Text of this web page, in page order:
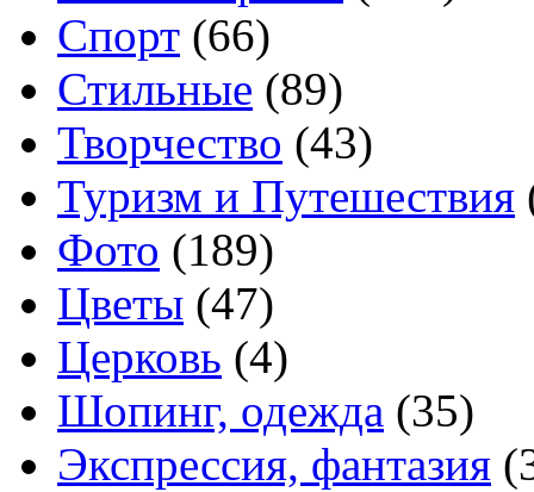
Спорт (66)
Стильные (89)
Творчество (43)
Туризм и Путешествия
Фото (189)
Цветы (47)
Церковь (4)
Шопинг, одежда (35)
Экспрессия, фантазия